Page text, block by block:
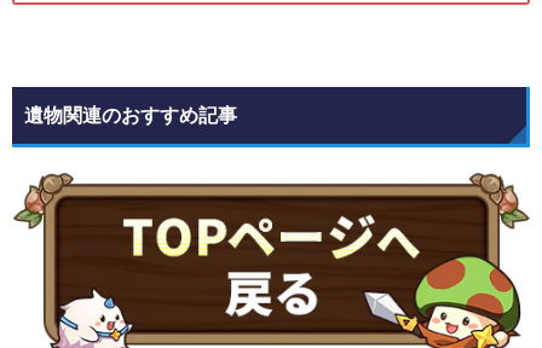
遺物関連のおすすめ記事